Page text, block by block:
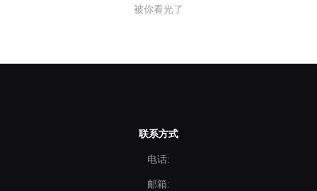
被你看光了
联系方式
电话:
邮箱: